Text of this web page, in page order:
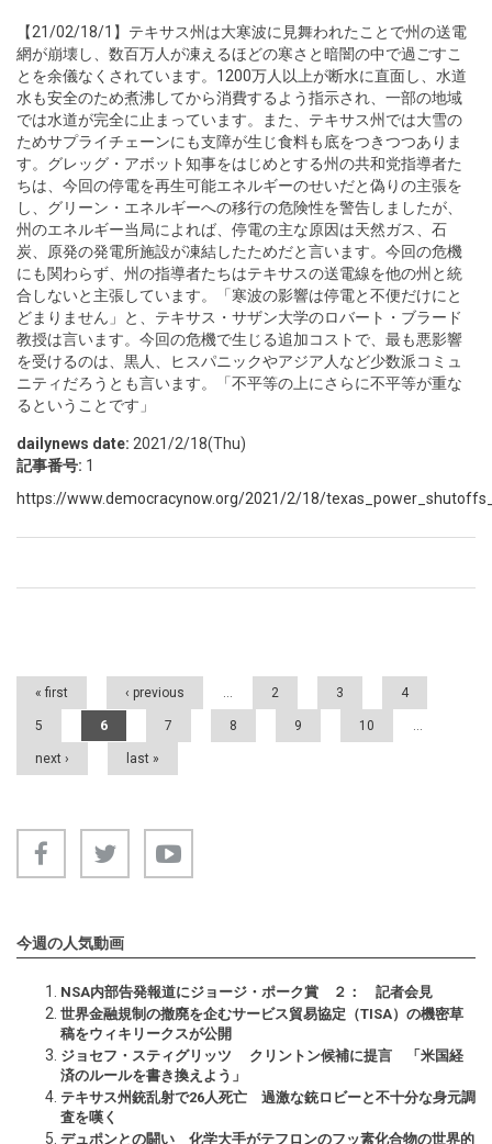
【21/02/18/1】テキサス州は大寒波に見舞われたことで州の送電
網が崩壊し、数百万人が凍えるほどの寒さと暗闇の中で過ごすこ
とを余儀なくされています。1200万人以上が断水に直面し、水道
水も安全のため煮沸してから消費するよう指示され、一部の地域
では水道が完全に止まっています。また、テキサス州では大雪の
ためサプライチェーンにも支障が生じ食料も底をつきつつありま
す。グレッグ・アボット知事をはじめとする州の共和党指導者た
ちは、今回の停電を再生可能エネルギーのせいだと偽りの主張を
し、グリーン・エネルギーへの移行の危険性を警告しましたが、
州のエネルギー当局によれば、停電の主な原因は天然ガス、石
炭、原発の発電所施設が凍結したためだと言います。今回の危機
にも関わらず、州の指導者たちはテキサスの送電線を他の州と統
合しないと主張しています。「寒波の影響は停電と不便だけにと
どまりません」と、テキサス・サザン大学のロバート・ブラード
教授は言います。今回の危機で生じる追加コストで、最も悪影響
を受けるのは、黒人、ヒスパニックやアジア人など少数派コミュ
ニティだろうとも言います。「不平等の上にさらに不平等が重な
るということです」
dailynews date: 2021/2/18(Thu)
記事番号: 1
https://www.democracynow.org/2021/2/18/
« first ‹ previous … 2 3 4
5 6 7 8 9 10 …
next › last »
今週の人気動画
NSA内部告発報道にジョージ・ポーク賞 ２： 記者会見
世界金融規制の撤廃を企むサービス貿易協定（TISA）の機密草
稿をウィキリークスが公開
ジョセフ・スティグリッツ クリントン候補に提言 「米国経
済のルールを書き換えよう」
テキサス州銃乱射で26人死亡 過激な銃ロビーと不十分な身元調
査を嘆く
デュポンとの闘い 化学大手がテフロンのフッ素化合物の世界的